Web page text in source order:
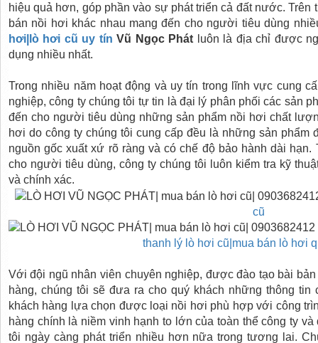
hiệu quả hơn, góp phần vào sự phát triển cả đất nước.
bán nồi hơi khác nhau mang đến cho người tiêu dùng
hơi|lò hơi cũ uy tín Vũ Ngọc Phát luôn là địa chỉ được
dụng nhiều nhất.
Trong nhiều năm hoạt động và uy tín trong lĩnh vực cung
nghiệp, công ty chúng tôi tự tin là đại lý phân phối các sản
đến cho người tiêu dùng những sản phẩm nồi hơi chất
hơi do công ty chúng tôi cung cấp đều là những sản phẩm
nguồn gốc xuất xứ rõ ràng và có chế độ bảo hành dài
cho người tiêu dùng, công ty chúng tôi luôn kiểm tra kỹ
và chính xác.
cũ
thanh lý lò hơi cũ|mua bán lò hơi
Với đội ngũ nhân viên chuyên nghiệp, được đào tạo bài
hàng, chúng tôi sẽ đưa ra cho quý khách những thông tin
khách hàng lựa chọn được loại nồi hơi phù hợp với công
hàng chính là niềm vinh hạnh to lớn của toàn thể công ty
tôi ngày càng phát triển nhiều hơn nữa trong tương lai.